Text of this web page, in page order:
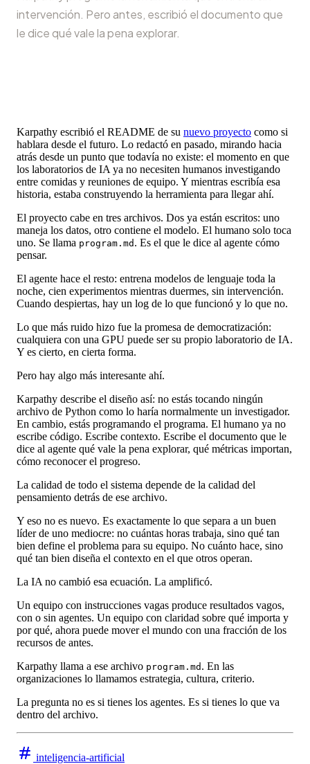
intervención. Pero antes, escribió el documento que
le dice qué vale la pena explorar.
Karpathy escribió el README de su nuevo proyecto como si
hablara desde el futuro. Lo redactó en pasado, mirando hacia
atrás desde un punto que todavía no existe: el momento en que
los laboratorios de IA ya no necesiten humanos investigando
entre comidas y reuniones de equipo. Y mientras escribía esa
historia, estaba construyendo la herramienta para llegar ahí.
El proyecto cabe en tres archivos. Dos ya están escritos: uno
maneja los datos, otro contiene el modelo. El humano solo toca
uno. Se llama program.md . Es el que le dice al agente cómo
pensar.
El agente hace el resto: entrena modelos de lenguaje toda la
noche, cien experimentos mientras duermes, sin intervención.
Cuando despiertas, hay un log de lo que funcionó y lo que no.
Lo que más ruido hizo fue la promesa de democratización:
cualquiera con una GPU puede ser su propio laboratorio de IA.
Y es cierto, en cierta forma.
Pero hay algo más interesante ahí.
Karpathy describe el diseño así: no estás tocando ningún
archivo de Python como lo haría normalmente un investigador.
En cambio, estás programando el programa. El humano ya no
escribe código. Escribe contexto. Escribe el documento que le
dice al agente qué vale la pena explorar, qué métricas importan,
cómo reconocer el progreso.
La calidad de todo el sistema depende de la calidad del
pensamiento detrás de ese archivo.
Y eso no es nuevo. Es exactamente lo que separa a un buen
líder de uno mediocre: no cuántas horas trabaja, sino qué tan
bien define el problema para su equipo. No cuánto hace, sino
qué tan bien diseña el contexto en el que otros operan.
La IA no cambió esa ecuación. La amplificó.
Un equipo con instrucciones vagas produce resultados vagos,
con o sin agentes. Un equipo con claridad sobre qué importa y
por qué, ahora puede mover el mundo con una fracción de los
recursos de antes.
Karpathy llama a ese archivo program.md . En las
organizaciones lo llamamos estrategia, cultura, criterio.
La pregunta no es si tienes los agentes. Es si tienes lo que va
dentro del archivo.
inteligencia-artificial